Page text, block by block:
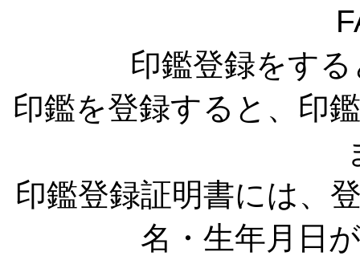
印鑑登録をす
印鑑を登録すると、印
印鑑登録証明書には、
名・生年月日